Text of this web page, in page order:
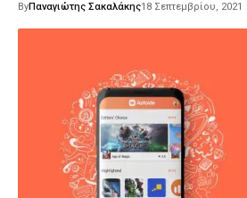
ByΠαναγιώτης Σακαλάκης18 Σεπτεμβρίου, 2021